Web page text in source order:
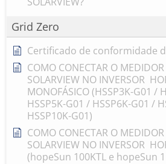
Grid Zero
Certificado de conformidade
COMO CONECTAR O
SOLARVIEW NO INVERSOR
MONOFÁSICO (HSSP3K-G01 /
HSSP5K-G01 / HSSP6K-G01 /
HSSP10K-G01)
COMO CONECTAR O
SOLARVIEW NO INVERSOR
(hopeSun 100KTL e hopeSun